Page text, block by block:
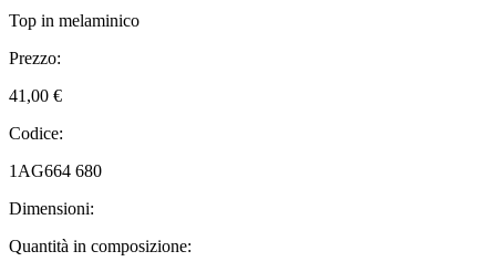
Top in melaminico
Prezzo:
41,00 €
Codice:
1AG664 680
Dimensioni:
Quantità in composizione: